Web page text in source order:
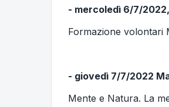
- mercoledì 6/7/
Formazione volontari
- giovedì 7/7/2022
Mente e Natura. La